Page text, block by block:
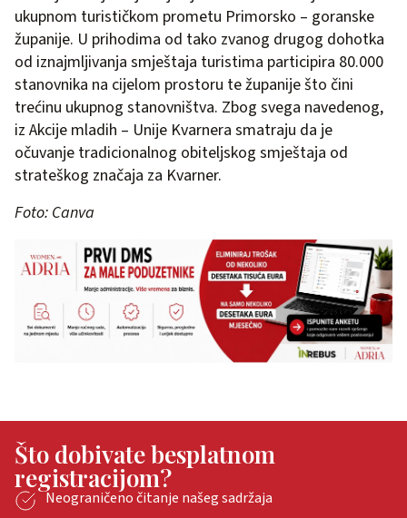
ukupnom turističkom prometu Primorsko – goranske
županije. U prihodima od tako zvanog drugog dohotka
od iznajmljivanja smještaja turistima participira 80.000
stanovnika na cijelom prostoru te županije što čini
trećinu ukupnog stanovništva. Zbog svega navedenog,
iz Akcije mladih – Unije Kvarnera smatraju da je
očuvanje tradicionalnog obiteljskog smještaja od
strateškog značaja za Kvarner.
Foto: Canva
Što dobivate besplatnom
registracijom?
Neograničeno čitanje našeg sadržaja